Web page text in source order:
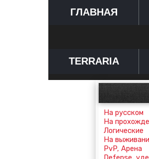
ГЛАВНАЯ
TERRARIA
На русском
На
Логические
На
PvP, Арена